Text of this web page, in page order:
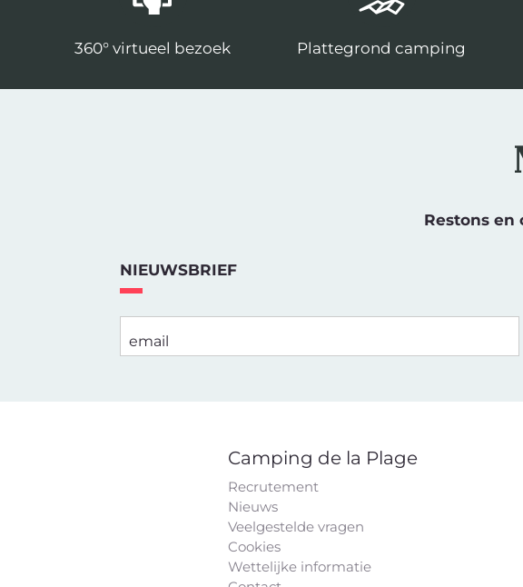
360° virtueel bezoek Plattegrond camping
Restons en
NIEUWSBRIEF
email
Camping de la Plage
Recrutement
Nieuws
Veelgestelde vragen
Cookies
Wettelijke informatie